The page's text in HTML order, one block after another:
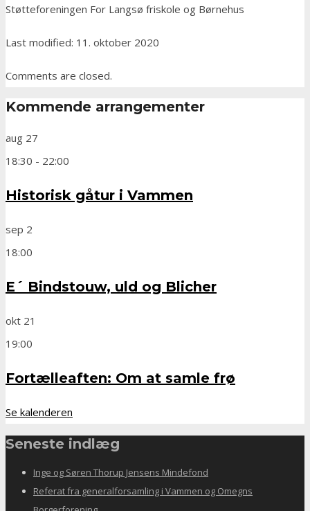
Støtteforeningen For Langsø friskole og Børnehus
Last modified: 11. oktober 2020
Comments are closed.
Kommende arrangementer
aug 27
18:30 - 22:00
Historisk gåtur i Vammen
sep 2
18:00
E´ Bindstouw, uld og Blicher
okt 21
19:00
Fortælleaften: Om at samle frø
Se kalenderen
Seneste indlæg
Inge og Søren Thorup Jensens Mindefond
Referat fra generalforsamling i Vammen og Omegns